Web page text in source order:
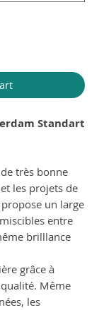
Standart
très bonne
les projets de
un large
entre
brilllance
grâce à
Même
les